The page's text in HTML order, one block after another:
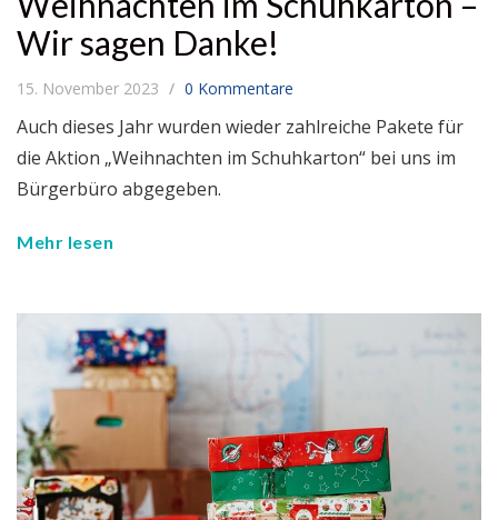
Wir sagen Danke!
15. November 2023 0 Kommentare
Auch dieses Jahr wurden wieder zahlreiche Pakete für
die Aktion „Weihnachten im Schuhkarton“ bei uns im
Bürgerbüro abgegeben.
Mehr lesen